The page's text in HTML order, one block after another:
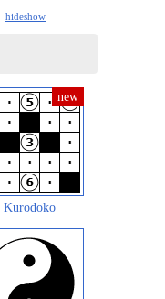
hideshow
Kurodoko